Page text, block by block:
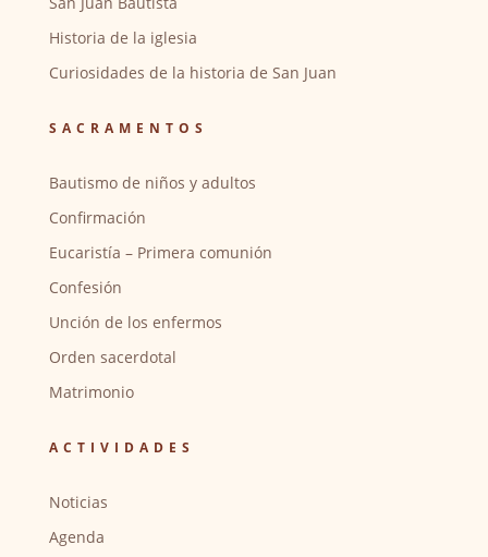
Historia de la iglesia
Curiosidades de la historia de San Juan
SACRAMENTOS
Bautismo de niños y adultos
Confirmación
Eucaristía – Primera comunión
Confesión
Unción de los enfermos
Orden sacerdotal
Matrimonio
ACTIVIDADES
Noticias
Agenda